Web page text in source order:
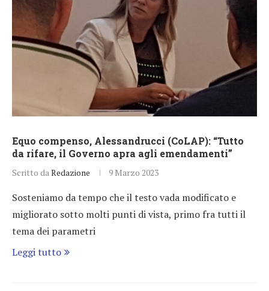
Equo compenso, Alessandrucci (CoLAP): “Tutto
da rifare, il Governo apra agli emendamenti”
Scritto da Redazione 9 Marzo 2023
Sosteniamo da tempo che il testo vada modificato e
migliorato sotto molti punti di vista, primo fra tutti il
tema dei parametri
Leggi tutto